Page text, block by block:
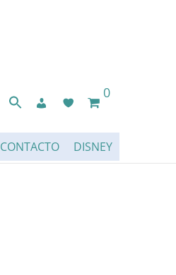
0
CONTACTO DISNEY